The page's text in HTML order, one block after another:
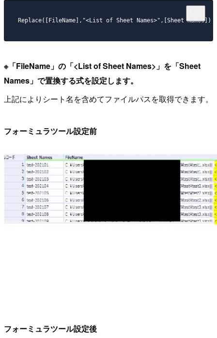
Replace([FileName],"<List of Sheet Names>",[Sheet Names])
※「FileName」の「<List of Sheet Names>」を「Sheet
Names」で置換する式を設定します。
上記によりシート名を含めてファイルパスを取得できます。
フォーミュラツール設定前
フォーミュラツール設定後